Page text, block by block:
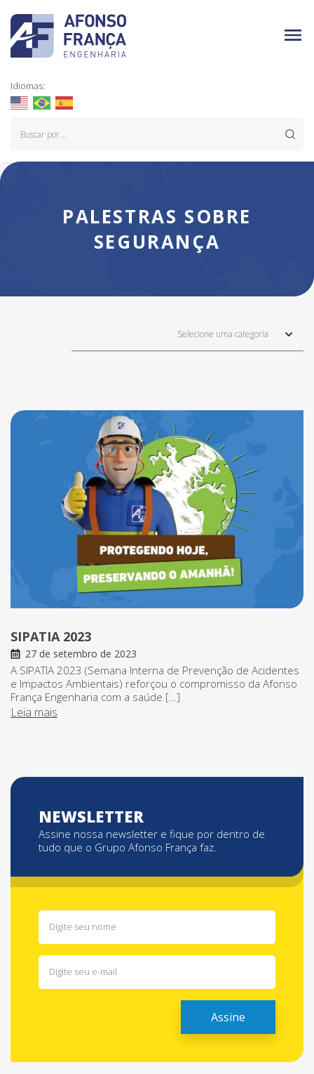
Idiomas:
PALESTRAS SOBRE
SEGURANÇA
Selecione uma categoria
SIPATIA 2023
27 de setembro de 2023
A SIPATIA 2023 (Semana Interna de Prevenção de Acidentes
e Impactos Ambientais) reforçou o compromisso da Afonso
França Engenharia com a saúde […]
Leia mais
NEWSLETTER
Assine nossa newsletter e fique por dentro de
tudo que o Grupo Afonso França faz.